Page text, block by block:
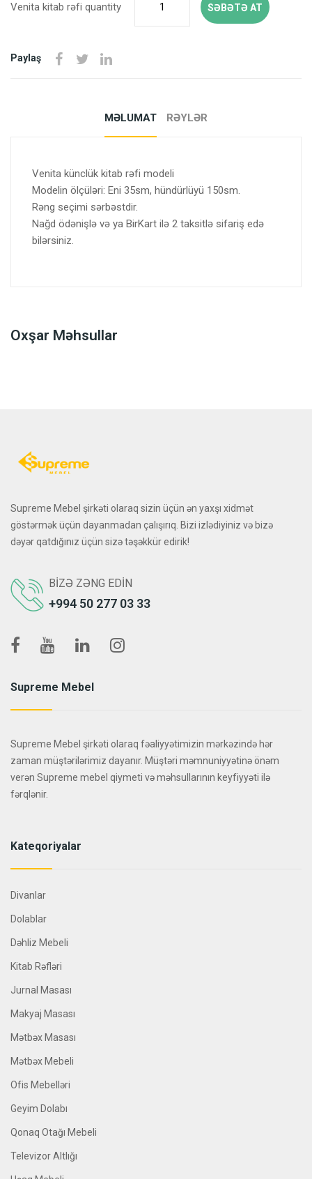
Venita kitab rəfi quantity SƏBƏTƏ AT
Paylaş
MƏLUMAT RƏYLƏR
Venita künclük kitab rəfi modeli
Modelin ölçüləri: Eni 35sm, hündürlüyü 150sm.
Rəng seçimi sərbəstdir.
Nağd ödənişlə və ya BirKart ilə 2 taksitlə sifariş edə
bilərsiniz.
Oxşar Məhsullar
Supreme Mebel şirkəti olaraq sizin üçün ən yaxşı xidmət
göstərmək üçün dayanmadan çalışırıq. Bizi izlədiyiniz və bizə
dəyər qatdığınız üçün sizə təşəkkür edirik!
BIZƏ ZƏNG EDIN
+994 50 277 03 33
Supreme Mebel
Supreme Mebel şirkəti olaraq fəaliyyətimizin mərkəzində hər
zaman müştərilərimiz dayanır. Müştəri məmnuniyyətinə önəm
verən Supreme mebel qiymeti və məhsullarının keyfiyyəti ilə
fərqlənir.
Kateqoriyalar
Divanlar
Dolablar
Dəhliz Mebeli
Kitab Rəfləri
Jurnal Masası
Makyaj Masası
Mətbəx Masası
Mətbəx Mebeli
Ofis Mebelləri
Geyim Dolabı
Qonaq Otağı Mebeli
Televizor Altlığı